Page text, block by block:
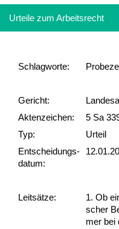
Urteile zum Arbeitsrecht
Schlag­worte:
Gericht:
Akten­zeichen:
5 Sa
Typ:
Urteil
Ent­scheid­ungs­
datum:
Leit­sätze:
1. Ob
scher
mer bei